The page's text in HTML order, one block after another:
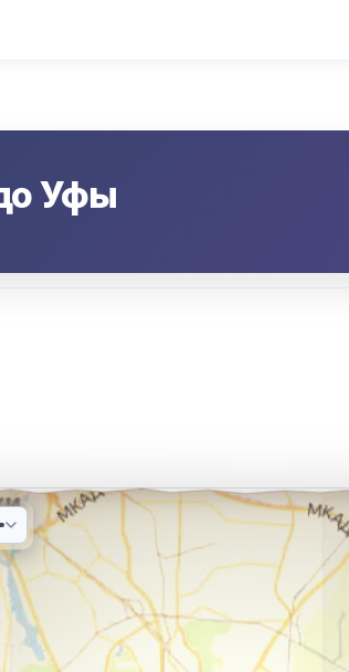
Уфы
из города Чебоксары в город Уфа.